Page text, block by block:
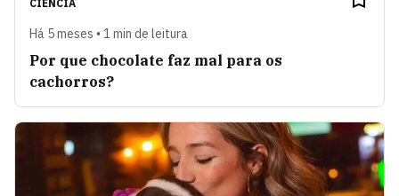
CIÊNCIA
Há 5 meses • 1 min de leitura
Por que chocolate faz mal para os
cachorros?